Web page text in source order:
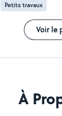
Petits travaux
Voir le
À